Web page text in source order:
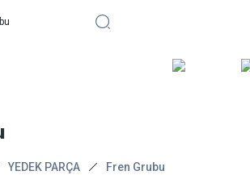
YEDEK PARÇA Fren Grubu